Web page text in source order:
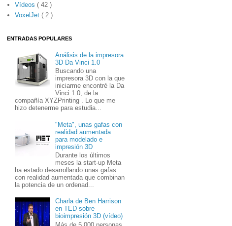
Vídeos( 42 )
VoxelJet( 2 )
ENTRADAS POPULARES
Análisis de la impresora
3D Da Vinci 1.0
Buscando una
impresora 3D con la que
iniciarme encontré la Da
Vinci 1.0, de la
compañía XYZPrinting . Lo que me
hizo detenerme para estudia...
"Meta", unas gafas con
realidad aumentada
para modelado e
impresión 3D
Durante los últimos
meses la start-up Meta
ha estado desarrollando unas gafas
con realidad aumentada que combinan
la potencia de un ordenad...
Charla de Ben Harrison
en TED sobre
bioimpresión 3D (vídeo)